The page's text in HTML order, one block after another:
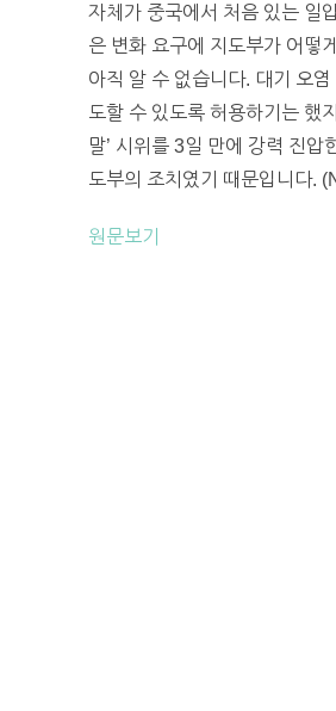
자체가 중국에서 처음 있는 일
은 변화 요구에 지도부가 어떻
아직 알 수 없습니다. 대기 오
도할 수 있도록 허용하기는 했
말’ 시위를 3일 만에 강력 진압
도부의 조치였기 때문입니다.
원문보기